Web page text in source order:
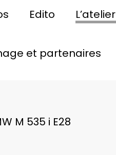
Edito L’atelier
et partenaires
M 535 i E28